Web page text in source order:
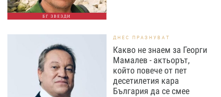
БГ ЗВЕЗДИ
ДНЕС ПРАЗНУВАТ
Какво не знаем за Георги
Мамалев - актьорът,
който повече от пет
десетилетия кара
България да се смее